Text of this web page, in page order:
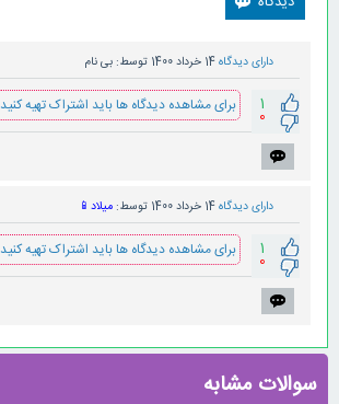
دارای دیدگاه14 خرداد 1400 توسط: بی نام
1
0 برای مشاهده دیدگاه ها باید اشتراک تهیه کنید
دارای دیدگاه14 خرداد 1400 توسط: میلاد 📱
1
0 برای مشاهده دیدگاه ها باید اشتراک تهیه کنید
سوالات مشابه